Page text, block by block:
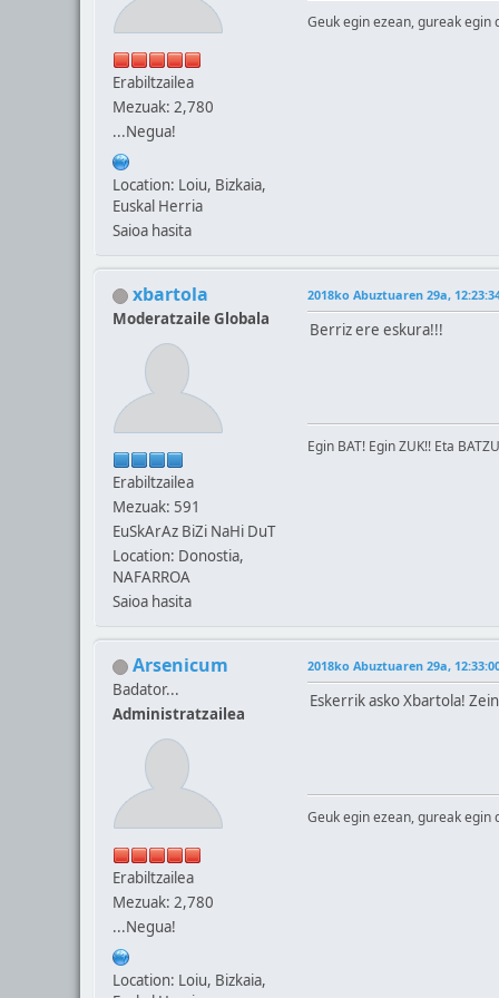
Erabiltzailea
Mezuak: 2,780
...Negua!
Location: Loiu, Bizkaia,
Euskal Herria
Saioa hasita
Geuk egin ezean, gureak egin
xbartola
Moderatzaile Globala
Erabiltzailea
Mezuak: 591
EuSkArAz BiZi NaHi DuT
Location: Donostia,
NAFARROA
Saioa hasita
2018ko Abuztuaren 29a,
Berriz ere eskura!!!
Egin BAT! Egin ZUK!! Eta
Arsenicum
Badator...
Administratzailea
Erabiltzailea
Mezuak: 2,780
...Negua!
Location: Loiu, Bizkaia,
2018ko Abuztuaren 29a,
Eskerrik asko Xbartola!
Geuk egin ezean, gureak egin